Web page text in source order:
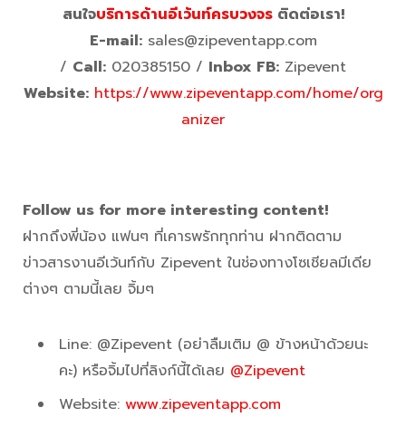
สนใจบริการด้านอีเว้นท์ครบวงจรติดต่อเรา!
E-mail:sales@zipeventapp.com
/ Call: 020385150 / Inbox FB: Zipevent
Website: https://www.zipeventapp.com/home/org
anizer
Follow us for more interesting content!
ฝากถึงพี่น้อง แฟนๆ ที่เคารพรักทุกท่าน ฝากติดตาม
ข่าวสารงานอีเว้นท์กับ Zipevent ในช่องทางโซเชียลมีเดีย
ต่างๆ ตามนี้เลย จิ้มๆ
Line: @Zipevent (อย่าลืมเติม @ ข้างหน้าด้วยนะ
คะ) หรือจิ้มไปที่ลิงก์นี้ได้เลย @Zipevent
Website: www.zipeventapp.com